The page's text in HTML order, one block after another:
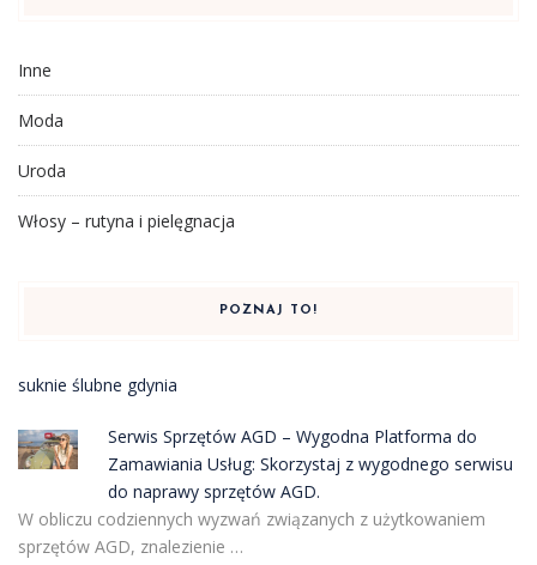
Inne
Moda
Uroda
Włosy – rutyna i pielęgnacja
POZNAJ TO!
suknie ślubne gdynia
Serwis Sprzętów AGD – Wygodna Platforma do
Zamawiania Usług: Skorzystaj z wygodnego serwisu
do naprawy sprzętów AGD.
W obliczu codziennych wyzwań związanych z użytkowaniem
sprzętów AGD, znalezienie …